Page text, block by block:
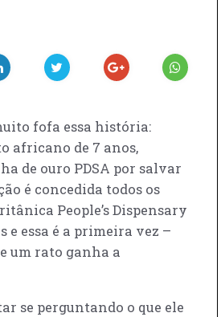
fofa essa história:
africano de 7 anos,
de ouro PDSA por salvar
é concedida todos os
People’s Dispensary
essa é a primeira vez –
um rato ganha a
se perguntando o que ele